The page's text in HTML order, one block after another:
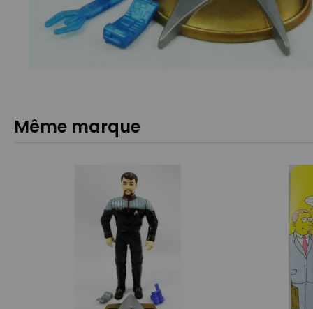
Même marque